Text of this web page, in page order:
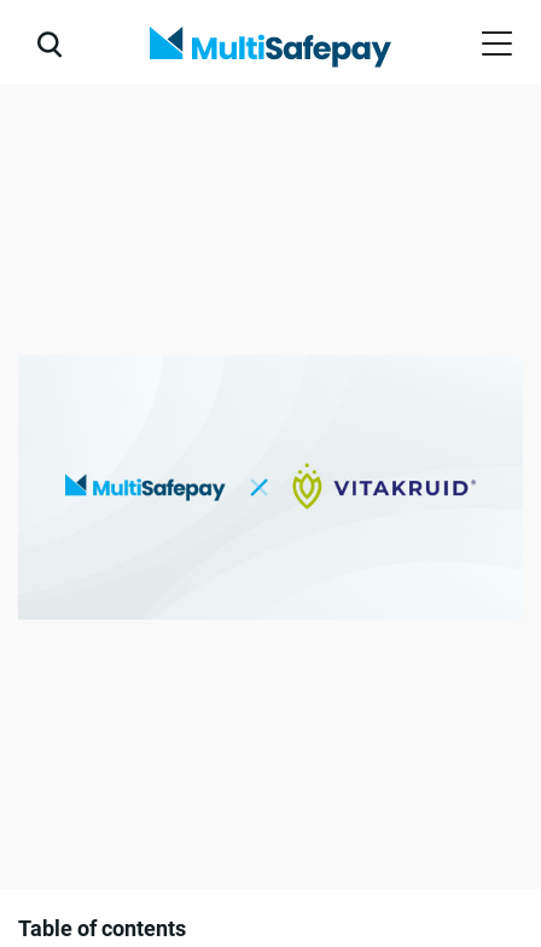
Table of contents